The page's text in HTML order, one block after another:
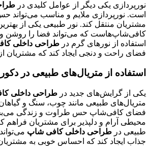
نورپردازی یکی دیگر از عوامل کلیدی در
است. نورپردازی ملایم و مناسب می‌تواند
مشتریان منتقل کند. نور طبیعی یکی از
کافی‌شاپ‌هاست که می‌تواند فضا را روشن و
استفاده از نورهای گرم در طراحی داخلی
فضای راحت و دنجی ایجاد کند که مشتریان
استفاده از متریال‌های طبیعی در
یکی از گرایش‌های جدید در طراحی داخلی
متریال‌های طبیعی مانند چوب، سنگ و
فضای کافی‌شاپ حس طراوت و زندگی
محیطی آرام و دلپذیر برای مشتریان فراهم
طبیعی در طراحی داخلی کافی شاپ
جذاب ایجاد کند که احساس خوبی به